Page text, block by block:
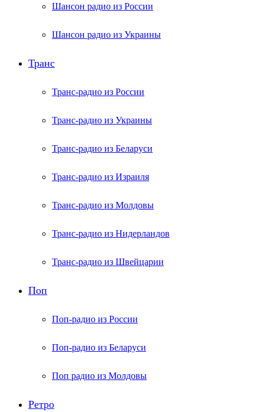
Шансон радио из России
Шансон радио из Украины
Транс
Транс-радио из России
Транс-радио из Украины
Транс-радио из Беларуси
Транс-радио из Израиля
Транс-радио из Молдовы
Транс-радио из Нидерландов
Транс-радио из Швейцарии
Поп
Поп-радио из России
Поп-радио из Беларуси
Поп радио из Молдовы
Ретро